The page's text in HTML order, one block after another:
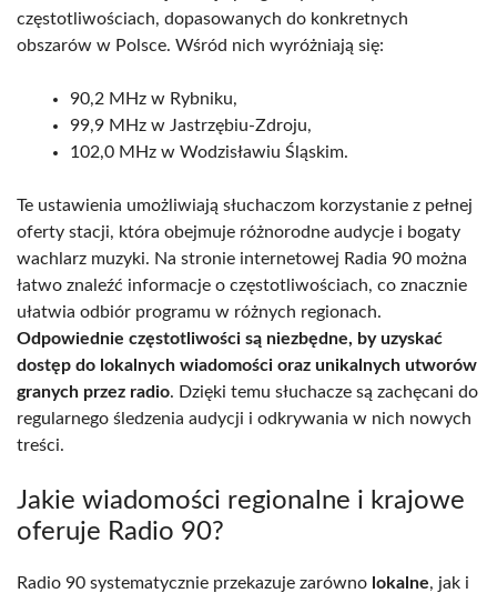
częstotliwościach, dopasowanych do konkretnych
obszarów w Polsce. Wśród nich wyróżniają się:
90,2 MHz w Rybniku,
99,9 MHz w Jastrzębiu-Zdroju,
102,0 MHz w Wodzisławiu Śląskim.
Te ustawienia umożliwiają słuchaczom korzystanie z pełnej
oferty stacji, która obejmuje różnorodne audycje i bogaty
wachlarz muzyki. Na stronie internetowej Radia 90 można
łatwo znaleźć informacje o częstotliwościach, co znacznie
ułatwia odbiór programu w różnych regionach.
Odpowiednie częstotliwości są niezbędne, by uzyskać
dostęp do lokalnych wiadomości oraz unikalnych utworów
granych przez radio. Dzięki temu słuchacze są zachęcani do
regularnego śledzenia audycji i odkrywania w nich nowych
treści.
Jakie wiadomości regionalne i krajowe
oferuje Radio 90?
Radio 90 systematycznie przekazuje zarówno lokalne, jak i